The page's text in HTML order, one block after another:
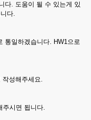
다. 도움이 될 수 있는게 있
다.
통일하겠습니다. HW1으로
작성해주세요.
주시면 됩니다.